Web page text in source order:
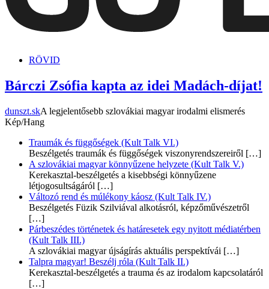
RÖVID
Bárczi Zsófia kapta az idei Madách-díjat!
dunszt.skA legjelentősebb szlovákiai magyar irodalmi elismerés
Kép/Hang
Traumák és függőségek (Kult Talk VI.)
Beszélgetés traumák és függőségek viszonyrendszereiről […]
A szlovákiai magyar könnyűzene helyzete (Kult Talk V.)
Kerekasztal-beszélgetés a kisebbségi könnyűzene
létjogosultságáról […]
Változó rend és múlékony káosz (Kult Talk IV.)
Beszélgetés Füzik Szilviával alkotásról, képzőművészetről
[…]
Párbeszédes történetek és határesetek egy nyitott médiatérben
(Kult Talk III.)
A szlovákiai magyar újságírás aktuális perspektívái […]
Talpra magyar! Beszélj róla (Kult Talk II.)
Kerekasztal-beszélgetés a trauma és az irodalom kapcsolatáról
[…]